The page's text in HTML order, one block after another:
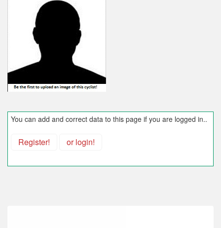
You can add and correct data to this page if you are logged in..
Register! or login!